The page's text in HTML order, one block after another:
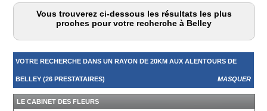
Vous trouverez ci-dessous les résultats les plus
proches pour votre recherche à Belley
VOTRE RECHERCHE DANS UN RAYON DE 20KM AUX ALENTOURS DE
BELLEY (26 PRESTATAIRES) MASQUER
LE CABINET DES FLEURS